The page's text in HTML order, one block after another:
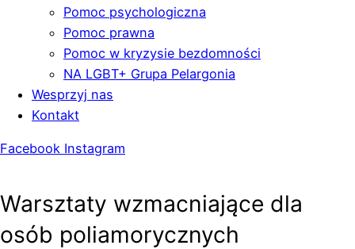
Pomoc psychologiczna
Pomoc prawna
Pomoc w kryzysie bezdomności
NA LGBT+ Grupa Pelargonia
Wesprzyj nas
Kontakt
Facebook Instagram
Warsztaty wzmacniające dla
osób poliamorycznych